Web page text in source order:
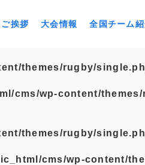
ご挨拶 大会情報 全国チーム
themes/rugby/
cms/wp-content/
themes/rugby/
cms/wp-content/